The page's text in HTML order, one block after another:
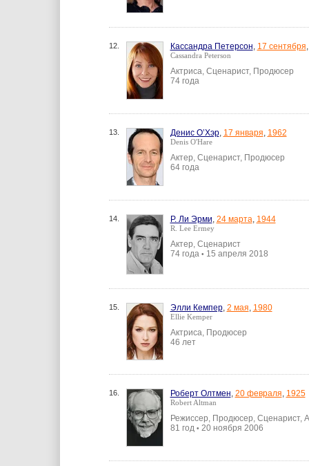
12. Кассандра Петерсон, 17 сентября
Cassandra Peterson
Актриса, Сценарист, Продюсер
74 года
13. Денис О’Хэр, 17 января, 1962
Denis O'Hare
Актер, Сценарист, Продюсер
64 года
14. Р. Ли Эрми, 24 марта, 1944
R. Lee Ermey
Актер, Сценарист
74 года • 15 апреля 2018
15. Элли Кемпер, 2 мая, 1980
Ellie Kemper
Актриса, Продюсер
46 лет
16. Роберт Олтмен, 20 февраля, 1925
Robert Altman
Режиссер, Продюсер, Сценарист,
81 год • 20 ноября 2006